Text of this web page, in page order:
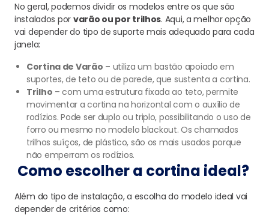
No geral, podemos dividir os modelos entre os que são
instalados por varão ou por trilhos. Aqui, a melhor opção
vai depender do tipo de suporte mais adequado para cada
janela:
Cortina de Varão – utiliza um bastão apoiado em
suportes, de teto ou de parede, que sustenta a cortina.
Trilho – com uma estrutura fixada ao teto, permite
movimentar a cortina na horizontal com o auxílio de
rodízios. Pode ser duplo ou triplo, possibilitando o uso de
forro ou mesmo no modelo blackout. Os chamados
trilhos suíços, de plástico, são os mais usados porque
não emperram os rodízios.
Como escolher a cortina ideal?
Além do tipo de instalação, a escolha do modelo ideal vai
depender de critérios como: